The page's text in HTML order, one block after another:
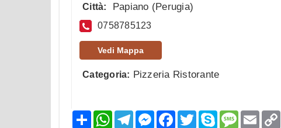
Città: Papiano (Perugia)
0758785123
Vedi Mappa
Categoria: Pizzeria Ristorante
CondividiWhatsAppTelegramMessenger
Facebook
TwitterSkypeMessage
Email